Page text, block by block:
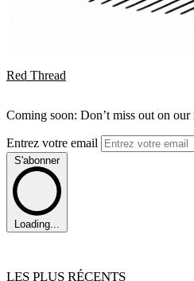
Red Thread
Coming soon: Don’t miss out on
Entrez votre email
S'abonner
Loading...
LES PLUS RÉCENTS